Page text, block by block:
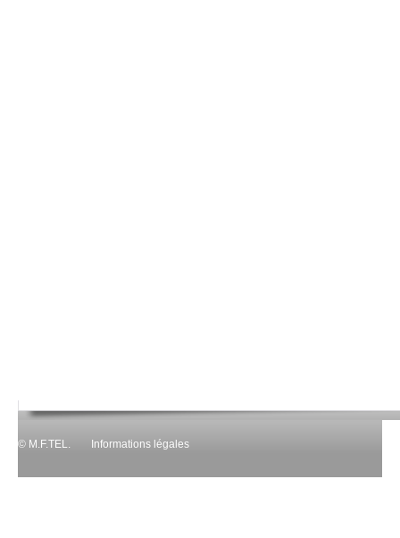
© M.F.TEL. Informations légales